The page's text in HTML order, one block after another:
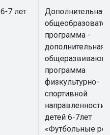
6-7 лет
Дополнительная
программа -
дополнительная
программа
физкультурно-
спортивной
направленности
детей 6-7лет
«Футбольные